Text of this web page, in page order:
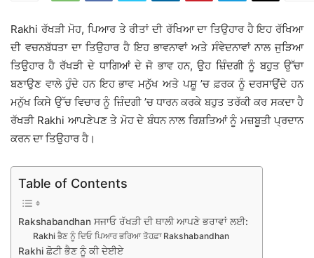
Rakhi ਰੱਖੜੀ ਮੋਹ, ਪਿਆਰ ਤੇ ਰੀਤਾਂ ਦੀ ਰੱਖਿਆ ਦਾ ਤਿਉਹਾਰ ਹੈ ਇਹ ਰੱਖਿਆ
ਦੀ ਵਚਨਬੱਧਤਾ ਦਾ ਤਿਉਹਾਰ ਹੈ ਇਹ ਭਾਵਨਾਵਾਂ ਅਤੇ ਸੰਵੇਦਨਾਵਾਂ ਨਾਲ ਜੁੜਿਆ
ਤਿਉਹਾਰ ਹੈ ਰੱਖੜੀ ਦੇ ਧਾਗਿਆਂ ਦੇ ਜੋ ਭਾਵ ਹਨ, ਉਹ ਜ਼ਿੰਦਗੀ ਨੂੰ ਬਹੁਤ ਉੱਚਾ
ਬਣਾਉਣ ਵਾਲੇ ਹੁੰਦੇ ਹਨ ਇਹ ਭਾਵ ਮਨੁੱਖ ਅਤੇ ਪਸ਼ੂ ’ਚ ਫ਼ਰਕ ਨੂੰ ਦਰਸਾਉਂਦੇ ਹਨ
ਮਨੁੱਖ ਕਿਸੇ ਉੱਚ ਵਿਚਾਰ ਨੂੰ ਜ਼ਿੰਦਗੀ ’ਚ ਧਾਰਨ ਕਰਕੇ ਬਹੁਤ ਤਰੱਕੀ ਕਰ ਸਕਦਾ ਹੈ
ਰੱਖੜੀ Rakhi ਆਪਣੇਪਣ ਤੇ ਮੋਹ ਦੇ ਬੰਧਨ ਨਾਲ ਰਿਸ਼ਤਿਆਂ ਨੂੰ ਮਜ਼ਬੂਤੀ ਪ੍ਰਦਾਨ
ਕਰਨ ਦਾ ਤਿਉਹਾਰ ਹੈ।
Table of Contents
Rakshabandhan ਸਜਾਓ ਰੱਖੜੀ ਦੀ ਥਾਲੀ ਆਪਣੇ ਭਰਾਵਾਂ ਲਈ:
Rakhi ਭੈਣ ਨੂੰ ਦਿਓ ਪਿਆਰ ਭਰਿਆ ਤੋਹਫ਼ਾ Rakshabandhan
Rakhi ਛੋਟੀ ਭੈਣ ਨੂੰ ਕੀ ਦੇਈਏ